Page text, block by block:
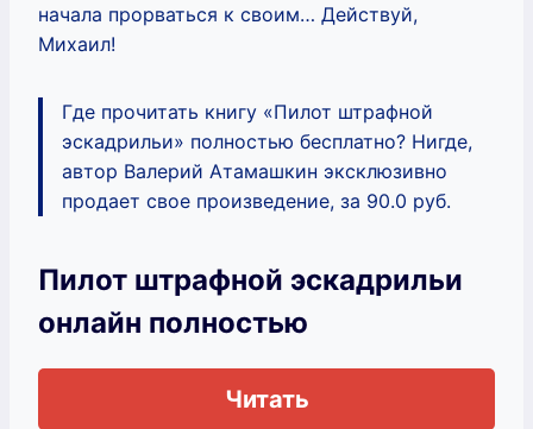
начала прорваться к своим… Действуй,
Михаил!
Где прочитать книгу «Пилот штрафной
эскадрильи» полностью бесплатно? Нигде,
автор Валерий Атамашкин эксклюзивно
продает свое произведение, за 90.0 руб.
Пилот штрафной эскадрильи
онлайн полностью
Читать